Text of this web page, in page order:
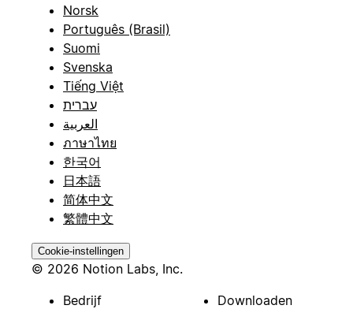
Norsk
Português (Brasil)
Suomi
Svenska
Tiếng Việt
עברית
العربية
ภาษาไทย
한국어
日本語
简体中文
繁體中文
Cookie-instellingen
© 2026 Notion Labs, Inc.
Bedrijf
Downloaden